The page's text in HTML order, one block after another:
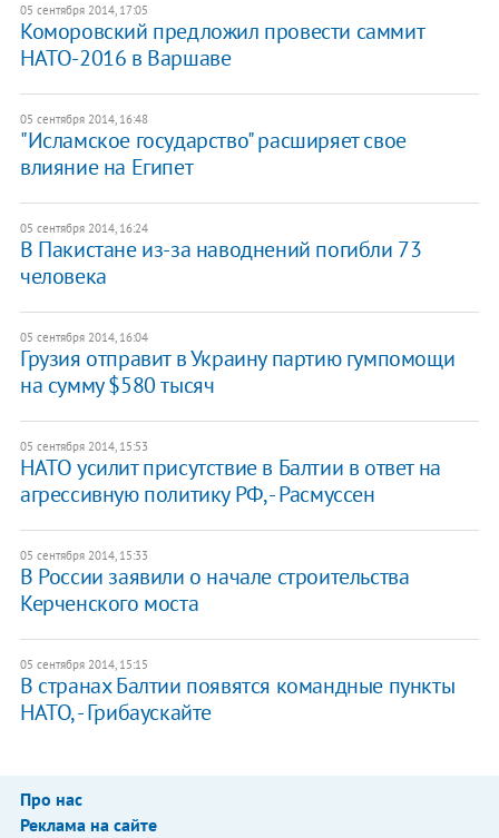
05 сентября 2014, 17:05
Коморовский предложил провести саммит
НАТО-2016 в Варшаве
05 сентября 2014, 16:48
"Исламское государство" расширяет свое
влияние на Египет
05 сентября 2014, 16:24
​В Пакистане из-за наводнений погибли 73
человека
05 сентября 2014, 16:04
Грузия отправит в Украину партию гумпомощи
на сумму $580 тысяч
05 сентября 2014, 15:53
НАТО усилит присутствие в Балтии в ответ на
агрессивную политику РФ, - Расмуссен
05 сентября 2014, 15:33
В России заявили о начале строительства
Керченского моста
05 сентября 2014, 15:15
В странах Балтии появятся командные пункты
НАТО, - Грибаускайте
Про нас
Реклама на сайте